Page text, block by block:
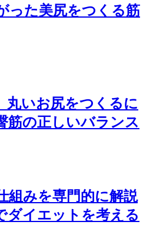
った美尻をつくる筋
丸いお尻をつくるに
筋の正しいバランス
組みを専門的に解説
ダイエットを考える